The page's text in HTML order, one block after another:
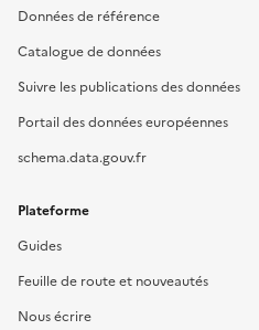
Données de référence
Catalogue de données
Suivre les publications des données
Portail des données européennes
schema.data.gouv.fr
Plateforme
Guides
Feuille de route et nouveautés
Nous écrire